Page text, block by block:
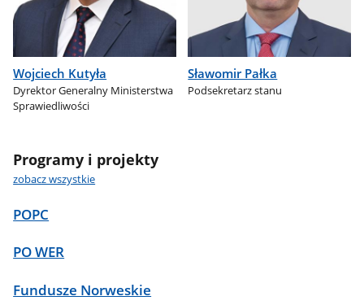
Wojciech Kutyła
Dyrektor Generalny Ministerstwa
Sprawiedliwości
Sławomir Pałka
Podsekretarz stanu
Programy i projekty
zobacz wszystkie
POPC
PO WER
Fundusze Norweskie